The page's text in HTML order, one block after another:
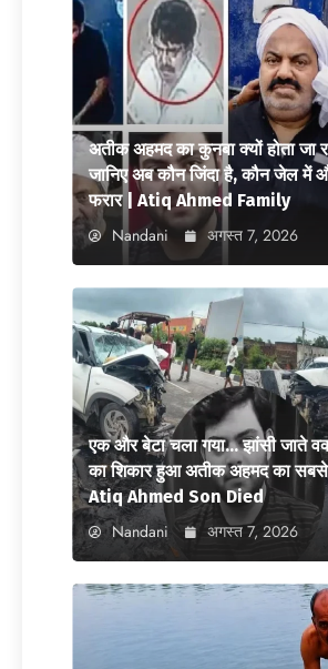
अतीक अहमद का कुनबा क्यों होता जा
जानिए अब कौन जिंदा है, कौन जेल में
फरार | Atiq Ahmed Family
Nandani अगस्त 7, 2026
एक और बेटा चला गया… झांसी जाते
का शिकार हुआ अतीक अहमद का सबसे
Atiq Ahmed Son Died
Nandani अगस्त 7, 2026